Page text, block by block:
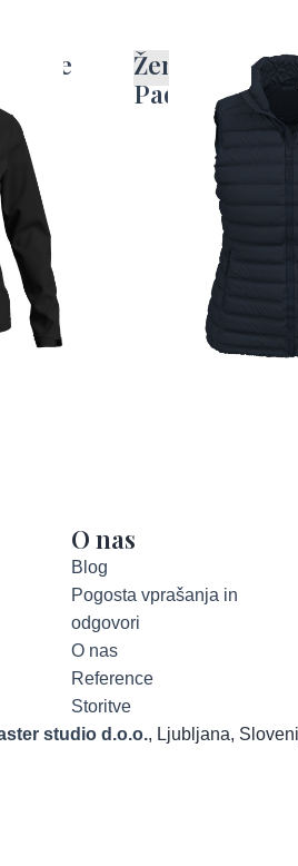
Ženski
Padded
O nas
Blog
Pogosta vprašanja in
odgovori
O nas
Reference
Storitve
studio d.o.o., Ljubljana,